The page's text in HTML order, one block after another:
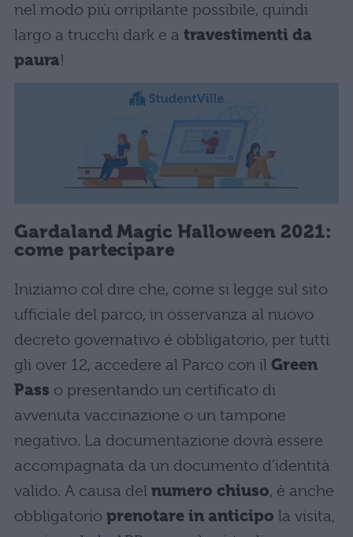
nel modo più orripilante possibile, quindi
largo a trucchi dark e a travestimenti da
paura!
Gardaland Magic Halloween 2021:
come partecipare
Iniziamo col dire che, come si legge sul sito
ufficiale del parco, in osservanza al nuovo
decreto governativo é obbligatorio, per tutti
gli over 12, accedere al Parco con il Green
Pass o presentando un certificato di
avvenuta vaccinazione o un tampone
negativo. La documentazione dovrà essere
accompagnata da un documento d’identità
valido. A causa del numero chiuso, è anche
obbligatorio prenotare in anticipo la visita,